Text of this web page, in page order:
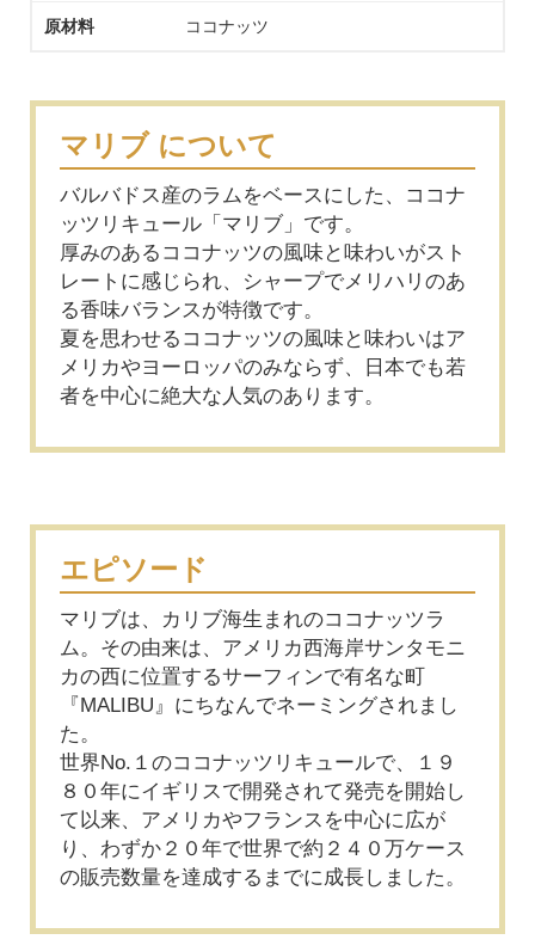
原材料 ココナッツ
マリブ について
バルバドス産のラムをベースにした、ココナ
ッツリキュール「マリブ」です。
厚みのあるココナッツの風味と味わいがスト
レートに感じられ、シャープでメリハリのあ
る香味バランスが特徴です。
夏を思わせるココナッツの風味と味わいはア
メリカやヨーロッパのみならず、日本でも若
者を中心に絶大な人気のあります。
エピソード
マリブは、カリブ海生まれのココナッツラ
ム。その由来は、アメリカ西海岸サンタモニ
カの西に位置するサーフィンで有名な町
『MALIBU』にちなんでネーミングされまし
た。
世界No.１のココナッツリキュールで、１９
８０年にイギリスで開発されて発売を開始し
て以来、アメリカやフランスを中心に広が
り、わずか２０年で世界で約２４０万ケース
の販売数量を達成するまでに成長しました。